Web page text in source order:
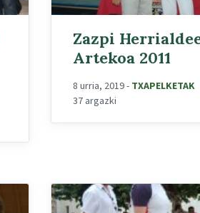
Zazpi
Artekoa 2011
8 urria, 2019- TXAPELKETAK
37 argazki